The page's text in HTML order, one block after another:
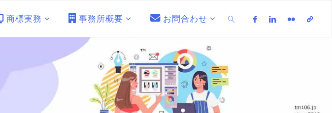
商標実務 事務所概要 お問合わせ